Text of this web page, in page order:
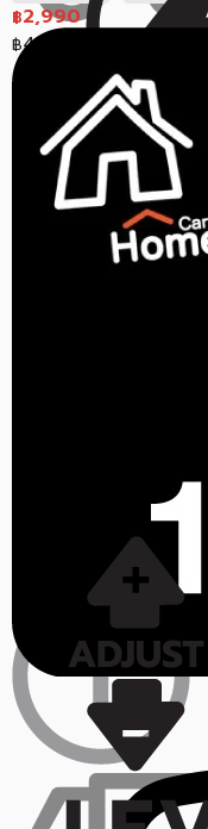
฿2,990
฿4,490
ราคาสุดท้าย* ฿2,706.30
ราคาสุดท้าย* ฿5,034.30